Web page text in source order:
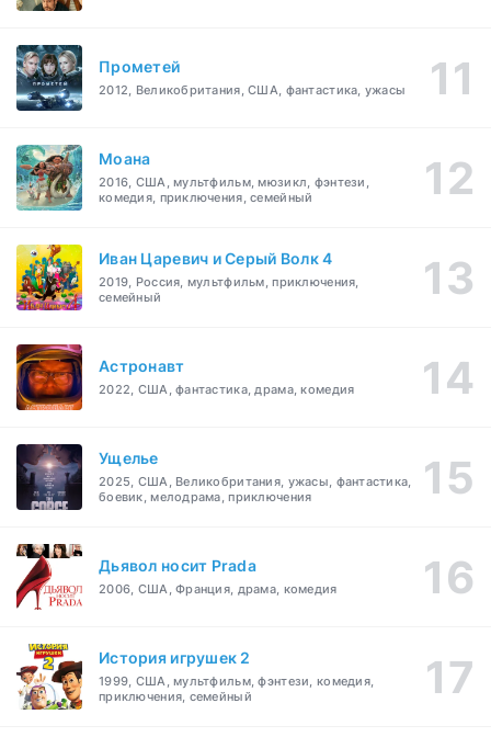
Прометей
2012, Великобритания, США, фантастика, ужасы
Моана
2016, США, мультфильм, мюзикл, фэнтези,
комедия, приключения, семейный
Иван Царевич и Серый Волк 4
2019, Россия, мультфильм, приключения,
семейный
Астронавт
2022, США, фантастика, драма, комедия
Ущелье
2025, США, Великобритания, ужасы, фантастика,
боевик, мелодрама, приключения
Дьявол носит Prada
2006, США, Франция, драма, комедия
История игрушек 2
1999, США, мультфильм, фэнтези, комедия,
приключения, семейный